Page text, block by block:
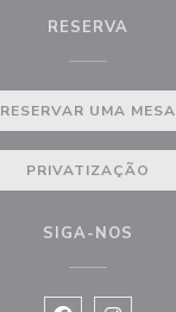
RESERVA
RESERVAR UMA MESA
PRIVATIZAÇÃO
SIGA-NOS